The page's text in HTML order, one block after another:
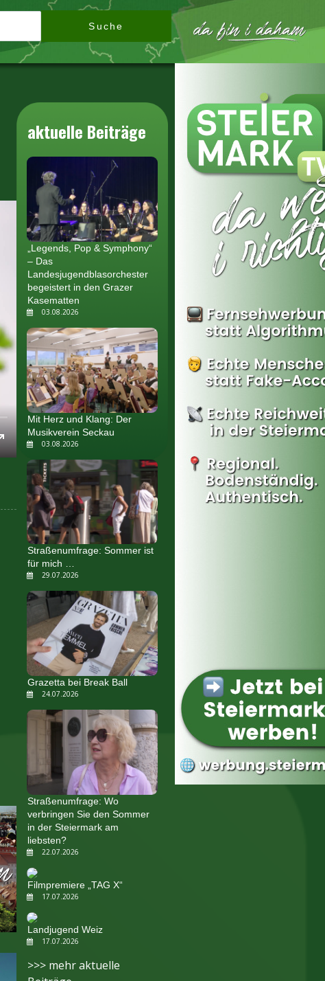
Suche
aktuelle Beiträge
„Legends, Pop & Symphony“
– Das
Landesjugendblasorchester
begeistert in den Grazer
Kasematten
03.08.2026
Mit Herz und Klang: Der
Musikverein Seckau
03.08.2026
Straßenumfrage: Sommer ist
für mich …
29.07.2026
Grazetta bei Break Ball
24.07.2026
Straßenumfrage: Wo
verbringen Sie den Sommer
in der Steiermark am
liebsten?
22.07.2026
Filmpremiere „TAG X“
17.07.2026
Landjugend Weiz
17.07.2026
>>> mehr aktuelle